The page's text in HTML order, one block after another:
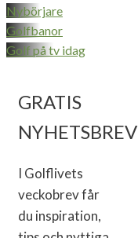
Nybörjare
Golfbanor
Golf på tv idag
GRATIS
NYHETSBREV
I Golflivets
veckobrev får
du inspiration,